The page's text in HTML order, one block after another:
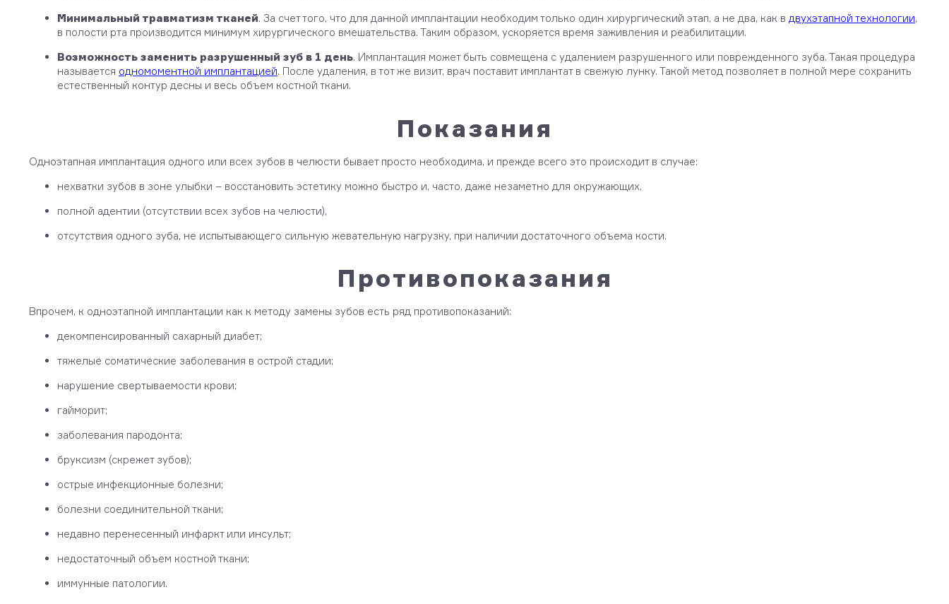
Минимальный травматизм тканей. За счет того, что для данной имплантации необходим только один хирургический этап, а не два, как в двухэтапной технологии,
в полости рта производится минимум хирургического вмешательства. Таким образом, ускоряется время заживления и реабилитации.
Возможность заменить разрушенный зуб в 1 день. Имплантация может быть совмещена с удалением разрушенного или поврежденного зуба. Такая процедура
называется одномоментной имплантацией. После удаления, в тот же визит, врач поставит имплантат в свежую лунку. Такой метод позволяет в полной мере сохранить
естественный контур десны и весь объем костной ткани.
Показания
Одноэтапная имплантация одного или всех зубов в челюсти бывает просто необходима, и прежде всего это происходит в случае:
нехватки зубов в зоне улыбки – восстановить эстетику можно быстро и, часто, даже незаметно для окружающих,
полной адентии (отсутствии всех зубов на челюсти),
отсутствия одного зуба, не испытывающего сильную жевательную нагрузку, при наличии достаточного объема кости.
Противопоказания
Впрочем, к одноэтапной имплантации как к методу замены зубов есть ряд противопоказаний:
декомпенсированный сахарный диабет;
тяжелые соматические заболевания в острой стадии;
нарушение свертываемости крови;
гайморит;
заболевания пародонта;
бруксизм (скрежет зубов);
острые инфекционные болезни;
болезни соединительной ткани;
недавно перенесенный инфаркт или инсульт;
недостаточный объем костной ткани;
иммунные патологии.